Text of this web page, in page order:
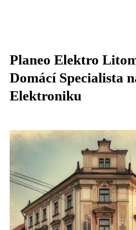
Planeo Elektro
Domácí Specialista
Elektroniku